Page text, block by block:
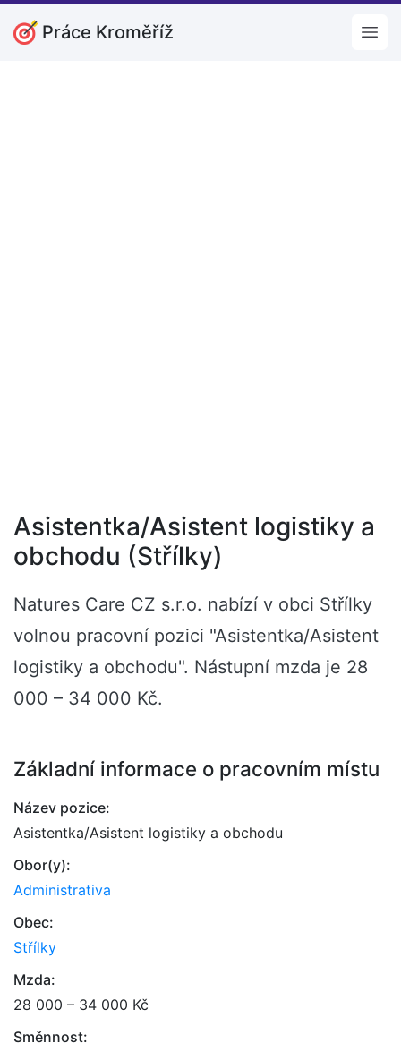
Práce Kroměříž
Asistentka/Asistent logistiky a
obchodu (Střílky)
Natures Care CZ s.r.o. nabízí v obci Střílky
volnou pracovní pozici "Asistentka/Asistent
logistiky a obchodu". Nástupní mzda je 28
000 – 34 000 Kč.
Základní informace o pracovním místu
Název pozice:
Asistentka/Asistent logistiky a obchodu
Obor(y):
Administrativa
Obec:
Střílky
Mzda:
28 000 – 34 000 Kč
Směnnost: